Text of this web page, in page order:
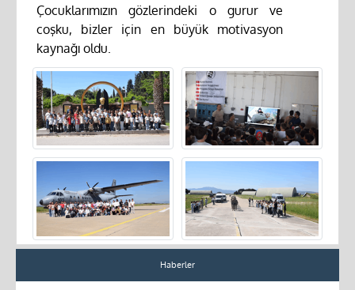
Çocuklarımızın gözlerindeki o gurur ve
coşku, bizler için en büyük motivasyon
kaynağı oldu.
Haberler